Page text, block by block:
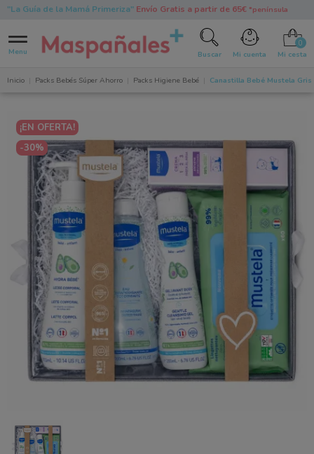
"La Guía de la Mamá Primeriza"Envío Gratis a partir de 65€ *península
Menu Buscar Mi cuenta Mi cesta
Inicio Packs Bebés Súper Ahorro Packs Higiene Bebé Canastilla Bebé Mustela
¡EN OFERTA!
-30%